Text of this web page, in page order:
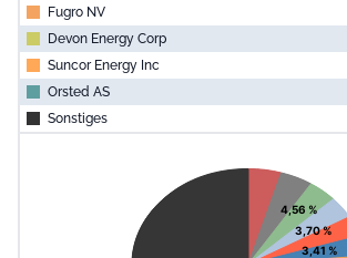
Fugro NV
Devon Energy Corp
Suncor Energy Inc
Orsted AS
Sonstiges
Pie chart with 11 slices.
View as data table, Chart
4,56 %
3,70 %
3,41 %